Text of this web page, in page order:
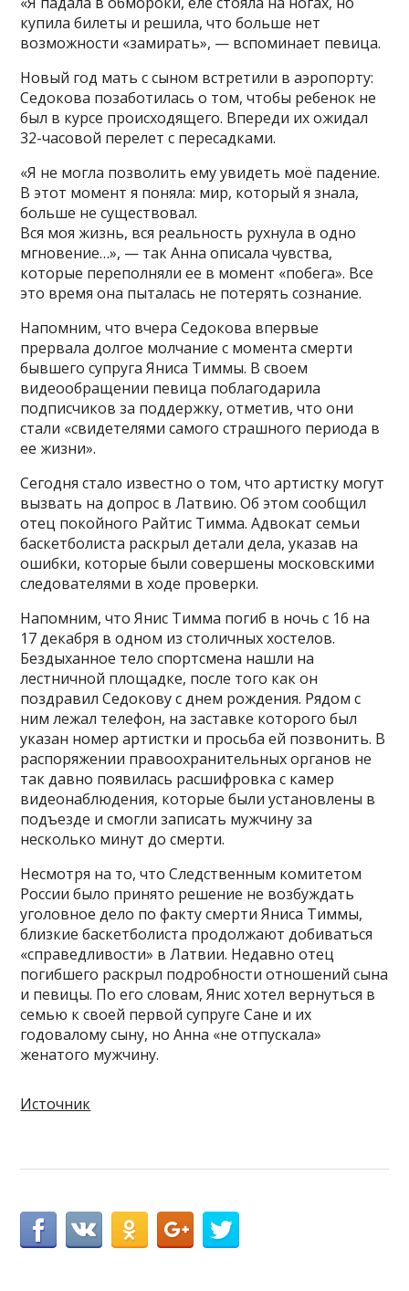
купила билеты и решила, что больше нет
возможности «замирать», — вспоминает певица.
Новый год мать с сыном встретили в аэропорту:
Седокова позаботилась о том, чтобы ребенок не
был в курсе происходящего. Впереди их ожидал
32-часовой перелет с пересадками.
«Я не могла позволить ему увидеть моё падение.
В этот момент я поняла: мир, который я знала,
больше не существовал.
Вся моя жизнь, вся реальность рухнула в одно
мгновение…», — так Анна описала чувства,
которые переполняли ее в момент «побега». Все
это время она пыталась не потерять сознание.
Напомним, что вчера Седокова впервые
прервала долгое молчание с момента смерти
бывшего супруга Яниса Тиммы. В своем
видеообращении певица поблагодарила
подписчиков за поддержку, отметив, что они
стали «свидетелями самого страшного периода в
ее жизни».
Сегодня стало известно о том, что артистку могут
вызвать на допрос в Латвию. Об этом сообщил
отец покойного Райтис Тимма. Адвокат семьи
баскетболиста раскрыл детали дела, указав на
ошибки, которые были совершены московскими
следователями в ходе проверки.
Напомним, что Янис Тимма погиб в ночь с 16 на
17 декабря в одном из столичных хостелов.
Бездыханное тело спортсмена нашли на
лестничной площадке, после того как он
поздравил Седокову с днем рождения. Рядом с
ним лежал телефон, на заставке которого был
указан номер артистки и просьба ей позвонить. В
распоряжении правоохранительных органов не
так давно появилась расшифровка с камер
видеонаблюдения, которые были установлены в
подъезде и смогли записать мужчину за
несколько минут до смерти.
Несмотря на то, что Следственным комитетом
России было принято решение не возбуждать
уголовное дело по факту смерти Яниса Тиммы,
близкие баскетболиста продолжают добиваться
«справедливости» в Латвии. Недавно отец
погибшего раскрыл подробности отношений сына
и певицы. По его словам, Янис хотел вернуться в
семью к своей первой супруге Сане и их
годовалому сыну, но Анна «не отпускала»
женатого мужчину.
Источник